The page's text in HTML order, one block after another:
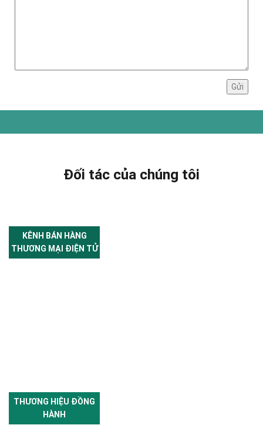
Đối tác của chúng tôi
KÊNH BÁN HÀNG
THƯƠNG MẠI ĐIỆN TỬ
THƯƠNG HIỆU ĐỒNG
HÀNH